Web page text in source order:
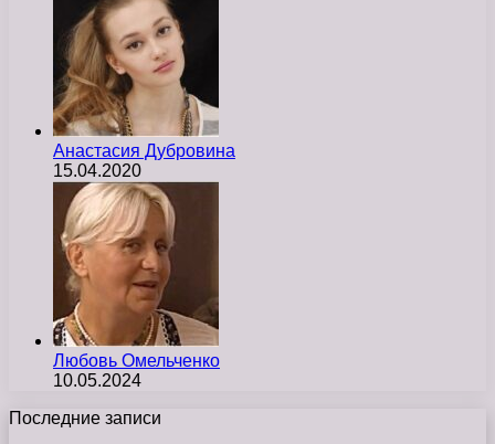
Анастасия Дубровина
15.04.2020
Любовь Омельченко
10.05.2024
Последние записи